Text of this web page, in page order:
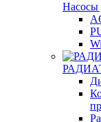
Насосы